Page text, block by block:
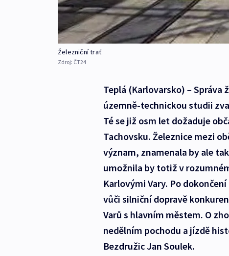
Železniční trať
Zdroj: ČT24
Teplá (Karlovarsko) –
územně-technickou studii
Té se již osm let dožaduje
Tachovsku. Železnice mezi
význam, znamenala by ale
umožnila by totiž v
Karlovými Vary. Po
vůči silniční dopravě
Varů s hlavním městem. O
nedělním pochodu a jízdě
Bezdružic Jan Soulek.